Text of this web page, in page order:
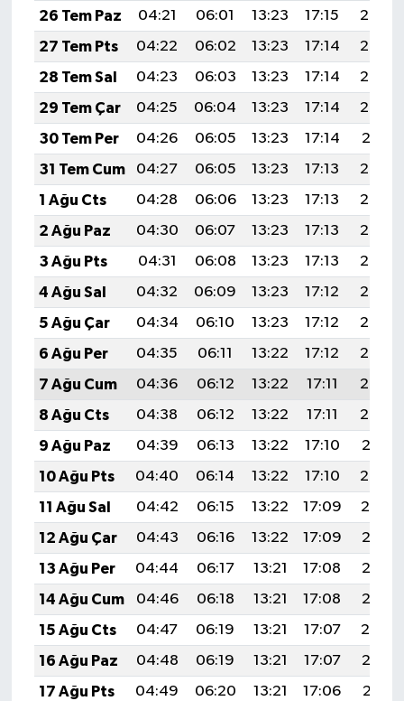
26 Tem Paz
04:21 06:01 13:23 17:15
20:35
27 Tem Pts
04:22 06:02 13:23 17:14
20:34
28 Tem Sal
04:23 06:03 13:23 17:14
20:33
29 Tem Çar
04:25 06:04 13:23 17:14
20:32
30 Tem Per
04:26 06:05 13:23 17:14
20:31
31 Tem Cum
04:27 06:05 13:23 17:13
20:30
1 Ağu Cts
04:28 06:06 13:23 17:13
20:29
2 Ağu Paz
04:30 06:07 13:23 17:13
20:28
3 Ağu Pts
04:31 06:08 13:23 17:13
20:27
4 Ağu Sal
04:32 06:09 13:23 17:12
20:26
5 Ağu Çar
04:34 06:10 13:23 17:12
20:25
6 Ağu Per
04:35 06:11 13:22 17:12
20:24
7 Ağu Cum
04:36 06:12 13:22 17:11
20:23
8 Ağu Cts
04:38 06:12 13:22 17:11
20:22
9 Ağu Paz
04:39 06:13 13:22 17:10
20:21
10 Ağu Pts
04:40 06:14 13:22 17:10
20:20
11 Ağu Sal
04:42 06:15 13:22 17:09
20:19
12 Ağu Çar
04:43 06:16 13:22 17:09
20:17
13 Ağu Per
04:44 06:17 13:21 17:08
20:16
14 Ağu Cum
04:46 06:18 13:21 17:08
20:15
15 Ağu Cts
04:47 06:19 13:21 17:07
20:14
16 Ağu Paz
04:48 06:19 13:21 17:07
20:12
17 Ağu Pts
04:49 06:20 13:21 17:06
20:11